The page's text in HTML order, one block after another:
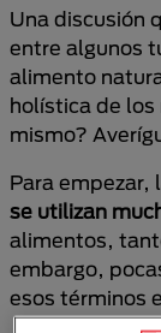
Una discusión
entre algunos
alimento
holística de los
mismo?
Para
se utilizan
alimentos,
embargo,
esos términos